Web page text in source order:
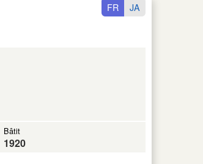
FR JA
Bâtit
1920